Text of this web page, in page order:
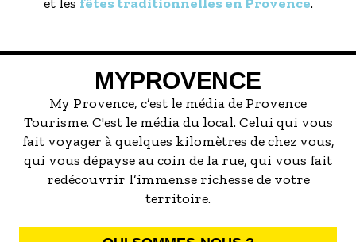
MYPROVENCE
My Provence, c’est le média de Provence
Tourisme. C'est le média du local. Celui qui vous
fait voyager à quelques kilomètres de chez vous,
qui vous dépayse au coin de la rue, qui vous fait
redécouvrir l’immense richesse de votre
territoire.